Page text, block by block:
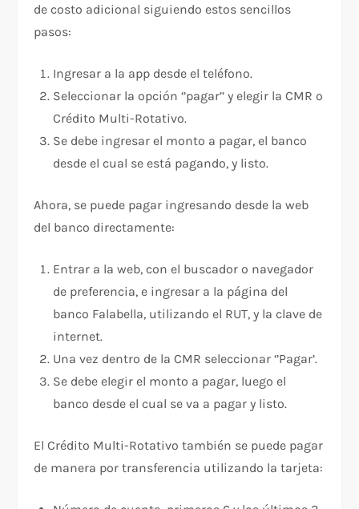
de costo adicional siguiendo estos sencillos
pasos:
Ingresar a la app desde el teléfono.
Seleccionar la opción ‘’pagar’’ y elegir la CMR o
Crédito Multi-Rotativo.
Se debe ingresar el monto a pagar, el banco
desde el cual se está pagando, y listo.
Ahora, se puede pagar ingresando desde la web
del banco directamente:
Entrar a la web, con el buscador o navegador
de preferencia, e ingresar a la página del
banco Falabella, utilizando el RUT, y la clave de
internet.
Una vez dentro de la CMR seleccionar ‘’Pagar’.
Se debe elegir el monto a pagar, luego el
banco desde el cual se va a pagar y listo.
El Crédito Multi-Rotativo también se puede pagar
de manera por transferencia utilizando la tarjeta: